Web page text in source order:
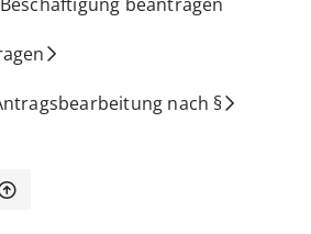
nach §